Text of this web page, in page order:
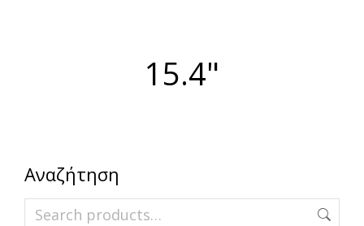
15.4"
Αναζήτηση